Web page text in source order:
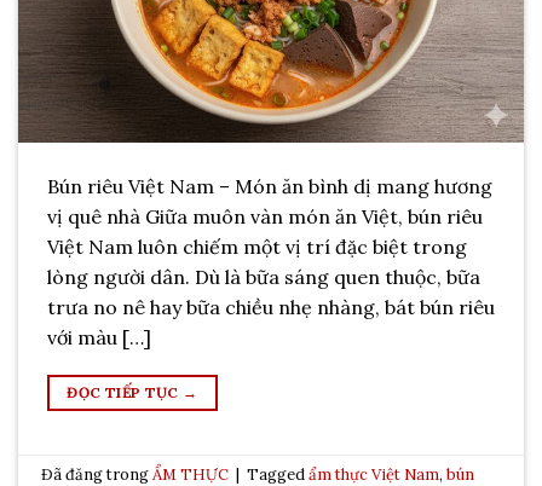
Bún riêu Việt Nam – Món ăn bình dị mang hương
vị quê nhà Giữa muôn vàn món ăn Việt, bún riêu
Việt Nam luôn chiếm một vị trí đặc biệt trong
lòng người dân. Dù là bữa sáng quen thuộc, bữa
trưa no nê hay bữa chiều nhẹ nhàng, bát bún riêu
với màu […]
ĐỌC TIẾP TỤC →
Đã đăng trongẨM THỰC | Taggedẩm thực Việt Nam,bún